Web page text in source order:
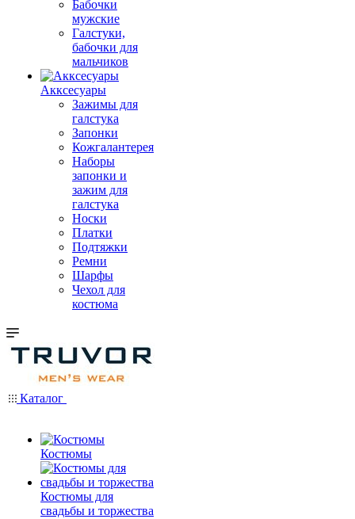
Бабочки
мужские
Галстуки,
бабочки для
мальчиков
Акксесуары
Зажимы для
галстука
Запонки
Кожгалантерея
Наборы
запонки и
зажим для
галстука
Носки
Платки
Подтяжки
Ремни
Шарфы
Чехол для
костюма
Каталог
Костюмы
Костюмы для
свадьбы и торжества